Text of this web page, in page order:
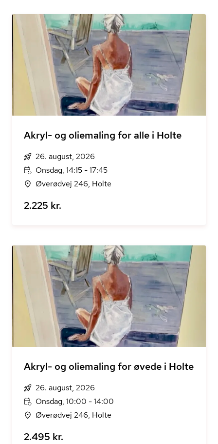
Akryl- og oliemaling for alle i Holte
26. august, 2026
Onsdag, 14:15 - 17:45
Øverødvej 246, Holte
2.225 kr.
Akryl- og oliemaling for øvede i Holte
26. august, 2026
Onsdag, 10:00 - 14:00
Øverødvej 246, Holte
2.495 kr.